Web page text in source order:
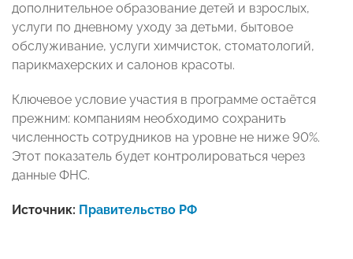
дополнительное образование детей и взрослых,
услуги по дневному уходу за детьми, бытовое
обслуживание, услуги химчисток, стоматологий,
парикмахерских и салонов красоты.
Ключевое условие участия в программе остаётся
прежним: компаниям необходимо сохранить
численность сотрудников на уровне не ниже 90%.
Этот показатель будет контролироваться через
данные ФНС.
Источник: Правительство РФ